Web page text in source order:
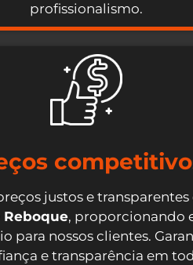
profissionalismo.
justos e transparentes
Reboque, proporcionando
para nossos clientes.
e transparência em